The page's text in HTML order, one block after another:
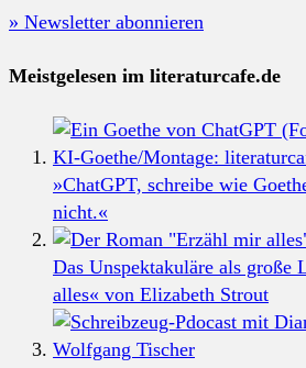
» Newsletter abonnieren
Meistgelesen im literaturcafe.de
»ChatGPT, schreibe wie
nicht.«
Das Unspektakuläre als große
alles« von Elizabeth Strout